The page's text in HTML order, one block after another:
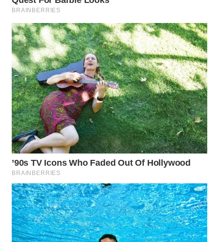
INFRASTRUKTUR
WAHANA
KONSUMEN
WAHANA
LISTRIK
WAHANA
TRAVEL
WAHANA
TV
WAHANANEWS
ID
WAHANANEWS
CO ID